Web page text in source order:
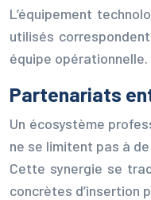
L’équipement
utilisés
équipe opérationnelle.
Partenariats
Un écosystème
ne se limitent pas à
Cette synergie se
concrètes d’insertion